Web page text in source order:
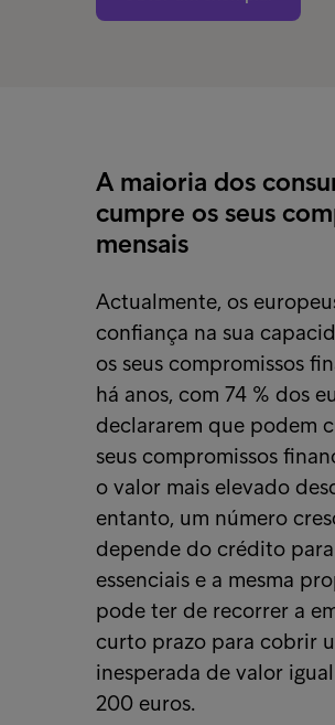
A maioria dos
cumpre os seus
mensais
Actualmente, os
confiança na sua
os seus compromissos
há anos, com 74 % dos
declararem que podem
seus compromissos
o valor mais elevado
entanto, um número
depende do crédito
essenciais e a mesma
pode ter de recorrer a
curto prazo para cobrir
inesperada de valor
200 euros.